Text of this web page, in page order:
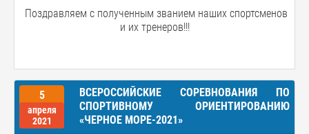
Поздравляем с полученным званием наших спортсменов
и их тренеров!!!
5
апреля
2021
ВСЕРОССИЙСКИЕ СОРЕВНОВАНИЯ ПО
СПОРТИВНОМУ ОРИЕНТИРОВАНИЮ
«ЧЕРНОЕ МОРЕ-2021»